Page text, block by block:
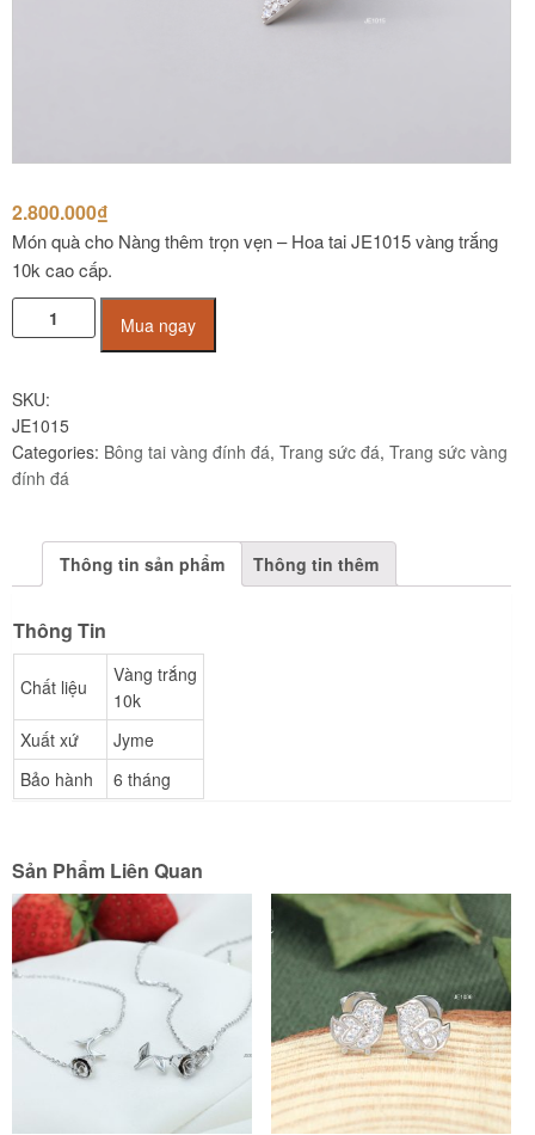
2.800.000₫
Món quà cho Nàng thêm trọn vẹn – Hoa tai JE1015 vàng trắng
10k cao cấp.
tai
trắng
10K
đính
đá
quantity
Mua ngay
SKU:
JE1015
Categories: Bông tai vàng đính đá, Trang sức đá, Trang sức vàng
đính đá
Thông tin sản phẩm Thông tin thêm
Thông Tin
Chất liệu
Vàng trắng
10k
Xuất xứ
Jyme
Bảo hành
6 tháng
Sản Phẩm Liên Quan